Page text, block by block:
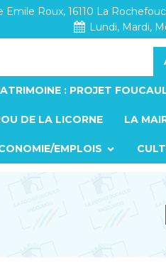
Emile Roux, 16110 La
Lundi, Mardi,
: PROJET
DE LA LICORNE LA
EMPLOIS